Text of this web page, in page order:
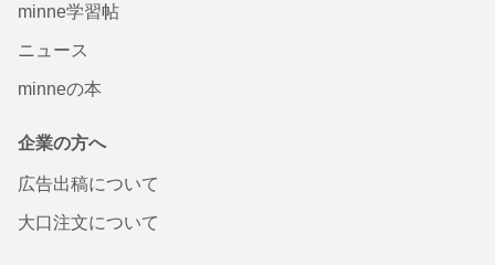
minne学習帖
ニュース
minneの本
企業の方へ
広告出稿について
大口注文について